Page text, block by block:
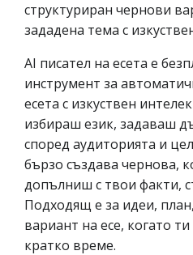
структуриран чернови
зададена тема с
AI писател на есета е
инструмент за
есета с изкуствен
избираш език, задаваш
според аудиторията и
бързо създава чернова,
допълниш с твои факти,
Подходящ е за идеи,
вариант на есе, когато
кратко време.